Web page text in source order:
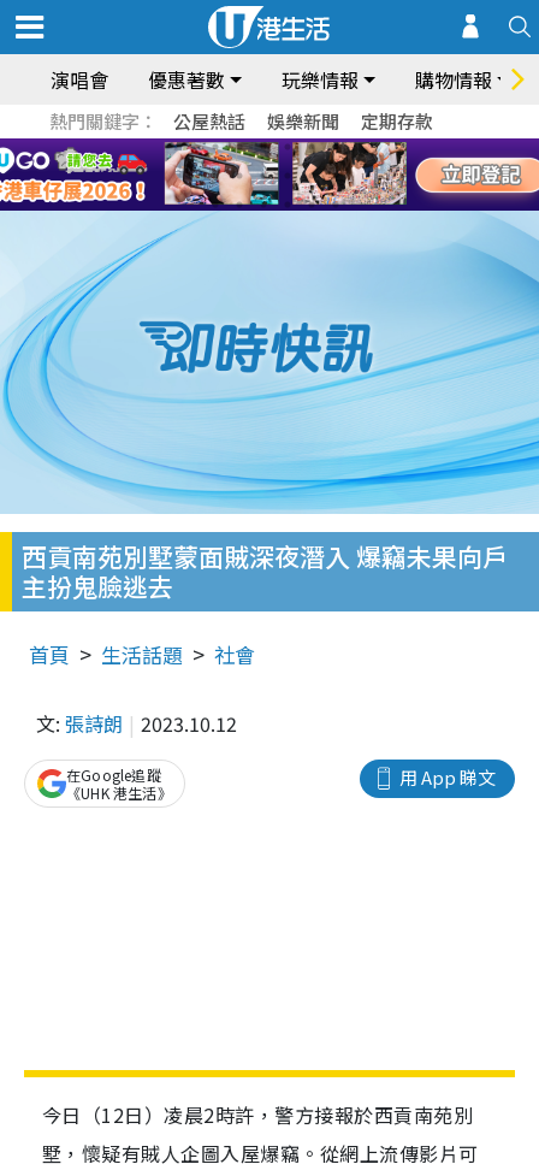
演唱會 優惠著數 玩樂情報 購物情報
熱門關鍵字： 公屋熱話 娛樂新聞 定期存款
西貢南苑別墅蒙面賊深夜潛入 爆竊未果向戶
主扮鬼臉逃去
首頁 生活話題 社會
文: 張詩朗 2023.10.12
用 App 睇文
在Google追蹤
《UHK 港生活》
今日（12日）凌晨2時許，警方接報於西貢南苑別
墅，懷疑有賊人企圖入屋爆竊。從網上流傳影片可